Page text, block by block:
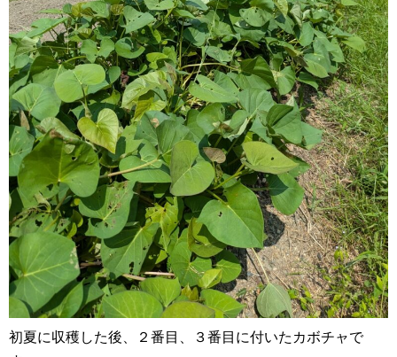
初夏に収穫した後、２番目、３番目に付いたカボチャで